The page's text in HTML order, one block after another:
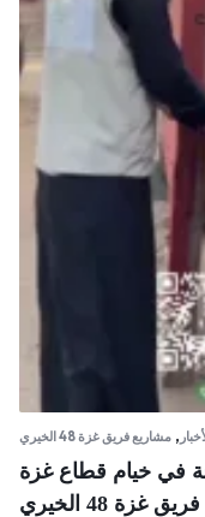
, مشاريع فريق غزة 48 الخيري
في خيام قطاع غزة
غزة 48 الخيري